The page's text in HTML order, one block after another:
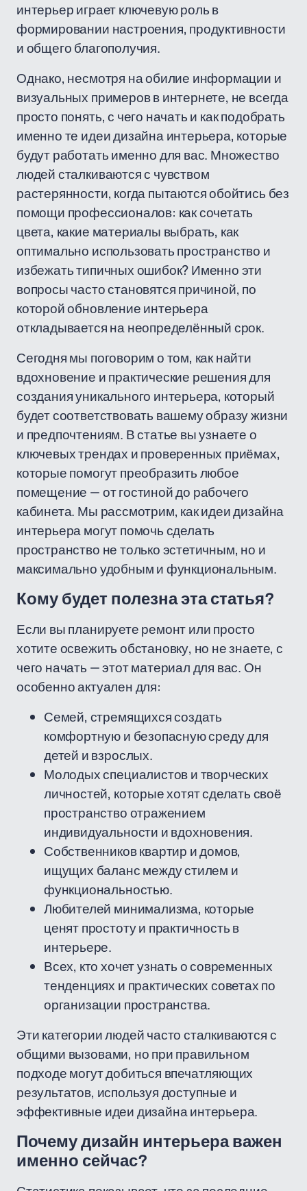
интерьер играет ключевую роль в
формировании настроения, продуктивности
и общего благополучия.
Однако, несмотря на обилие информации и
визуальных примеров в интернете, не всегда
просто понять, с чего начать и как подобрать
именно те идеи дизайна интерьера, которые
будут работать именно для вас. Множество
людей сталкиваются с чувством
растерянности, когда пытаются обойтись без
помощи профессионалов: как сочетать
цвета, какие материалы выбрать, как
оптимально использовать пространство и
избежать типичных ошибок? Именно эти
вопросы часто становятся причиной, по
которой обновление интерьера
откладывается на неопределённый срок.
Сегодня мы поговорим о том, как найти
вдохновение и практические решения для
создания уникального интерьера, который
будет соответствовать вашему образу жизни
и предпочтениям. В статье вы узнаете о
ключевых трендах и проверенных приёмах,
которые помогут преобразить любое
помещение — от гостиной до рабочего
кабинета. Мы рассмотрим, как идеи дизайна
интерьера могут помочь сделать
пространство не только эстетичным, но и
максимально удобным и функциональным.
Кому будет полезна эта статья?
Если вы планируете ремонт или просто
хотите освежить обстановку, но не знаете, с
чего начать — этот материал для вас. Он
особенно актуален для:
Семей, стремящихся создать
комфортную и безопасную среду для
детей и взрослых.
Молодых специалистов и творческих
личностей, которые хотят сделать своё
пространство отражением
индивидуальности и вдохновения.
Собственников квартир и домов,
ищущих баланс между стилем и
функциональностью.
Любителей минимализма, которые
ценят простоту и практичность в
интерьере.
Всех, кто хочет узнать о современных
тенденциях и практических советах по
организации пространства.
Эти категории людей часто сталкиваются с
общими вызовами, но при правильном
подходе могут добиться впечатляющих
результатов, используя доступные и
эффективные идеи дизайна интерьера.
Почему дизайн интерьера важен
именно сейчас?